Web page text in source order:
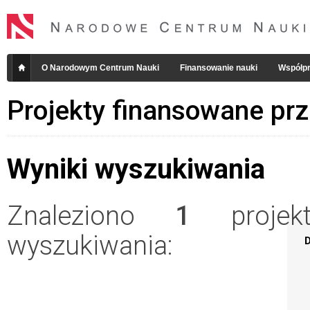
O Narodowym Centrum Nauki Finansowanie nauki
Projekty finansowane
Wyniki wyszukiwania
Znaleziono 1
wyszukiwania: